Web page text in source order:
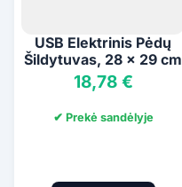
USB Elektrinis Pėdų
Šildytuvas, 28 x 29 cm
18,78 €
✔ Prekė sandėlyje